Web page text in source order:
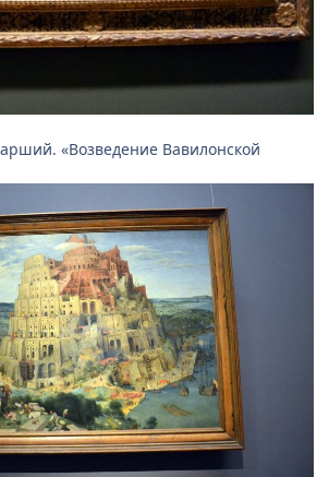
«Возведение Вавилонской